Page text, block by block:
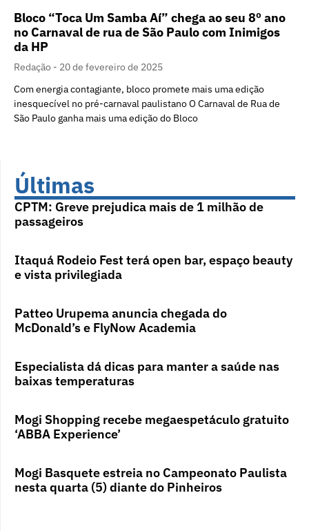
Bloco “Toca Um Samba Aí” chega ao seu 8º ano
no Carnaval de rua de São Paulo com Inimigos
da HP
Redação
20 de fevereiro de 2025
Com energia contagiante, bloco promete mais uma edição
inesquecível no pré-carnaval paulistano O Carnaval de Rua de
São Paulo ganha mais uma edição do Bloco
Últimas
CPTM: Greve prejudica mais de 1 milhão de
passageiros
Itaquá Rodeio Fest terá open bar, espaço beauty
e vista privilegiada
Patteo Urupema anuncia chegada do
McDonald’s e FlyNow Academia
Especialista dá dicas para manter a saúde nas
baixas temperaturas
Mogi Shopping recebe megaespetáculo gratuito
‘ABBA Experience’
Mogi Basquete estreia no Campeonato Paulista
nesta quarta (5) diante do Pinheiros